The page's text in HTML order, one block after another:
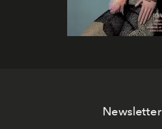
Newsletter